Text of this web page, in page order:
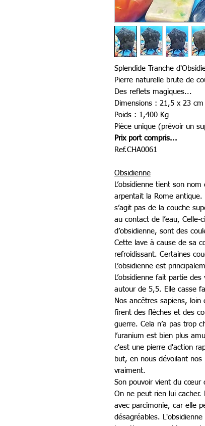
Splendide Tranche
Pierre naturelle brute de
Des reflets magiques...
Dimensions : 21,5 x 23 cm
Poids : 1,400 Kg
Pièce unique (prévoir un
Prix port compris...
Ref.CHA0061
Obsidienne
L’obsidienne tient son
arpentait la Rome antique.
s’agit pas de la couche
au contact de l’eau, Celle-
d’obsidienne, sont des
Cette lave à cause de sa
refroidissant. Certaines
L’obsidienne est
L’obsidienne fait partie
autour de 5,5. Elle casse
Nos ancêtres sapiens, loin
firent des flèches et des
guerre. Cela n’a pas trop
l’uranium est bien plus
c'est une pierre d'action
but, en nous dévoilant
vraiment.
Son pouvoir vient du cœur
On ne peut rien lui cacher.
avec parcimonie, car elle
désagréables.